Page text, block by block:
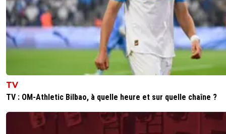
TV
TV : OM-Athletic Bilbao, à quelle heure et sur quelle chaîne ?